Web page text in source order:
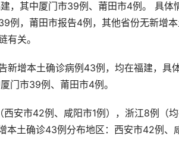
，其中厦门市39例、莆田市4例。 具体
例，莆田市报告4例，其他省份无新增
有关。
新增本土确诊病例43例，均在福建，具
门市39例、莆田市4例。
安市42例、咸阳市1例），浙江8例（
本土确诊43例分布地区：西安市42例、